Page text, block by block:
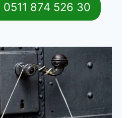
0511 874 526 30